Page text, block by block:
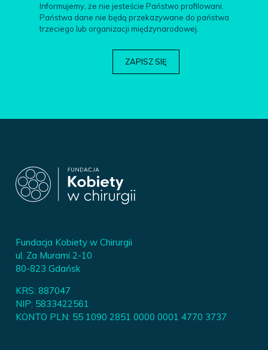
Informujemy, że nie jesteście Państwo profilowani.
Państwa dane nie będą przekazywane do państwa
trzeciego lub organizacji międzynarodowej.
Fundacja Kobiety w Chirurgii
ul. Za Murami 2-10
80-823 Gdańsk
KRS: 887047
NIP: 5833422561
KONTO PLN: 55 1090 2851 0000 0001 4770 3737